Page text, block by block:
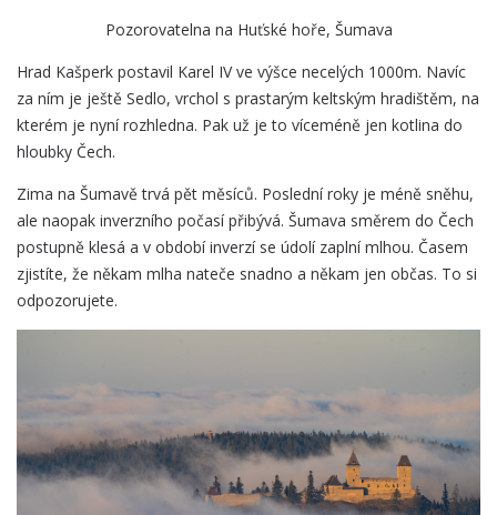
Pozorovatelna na Huťské hoře, Šumava
Hrad Kašperk postavil Karel IV ve výšce necelých 1000m. Navíc
za ním je ještě Sedlo, vrchol s prastarým keltským hradištěm, na
kterém je nyní rozhledna. Pak už je to víceméně jen kotlina do
hloubky Čech.
Zima na Šumavě trvá pět měsíců. Poslední roky je méně sněhu,
ale naopak inverzního počasí přibývá. Šumava směrem do Čech
postupně klesá a v období inverzí se údolí zaplní mlhou. Časem
zjistíte, že někam mlha nateče snadno a někam jen občas. To si
odpozorujete.